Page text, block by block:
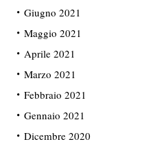
Giugno 2021
Maggio 2021
Aprile 2021
Marzo 2021
Febbraio 2021
Gennaio 2021
Dicembre 2020